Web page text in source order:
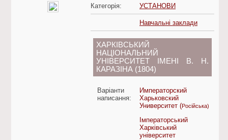
Категорія: УСТАНОВИ
Навчальні заклади
ХАРКІВСЬКИЙ
НАЦІОНАЛЬНИЙ
УНІВЕРСИТЕТ ІМЕНІ В. Н.
КАРАЗІНА (1804)
Варіанти
написання:
Императорский
Харьковский
Университет (Російська)
Імператорський
Харківський
університет